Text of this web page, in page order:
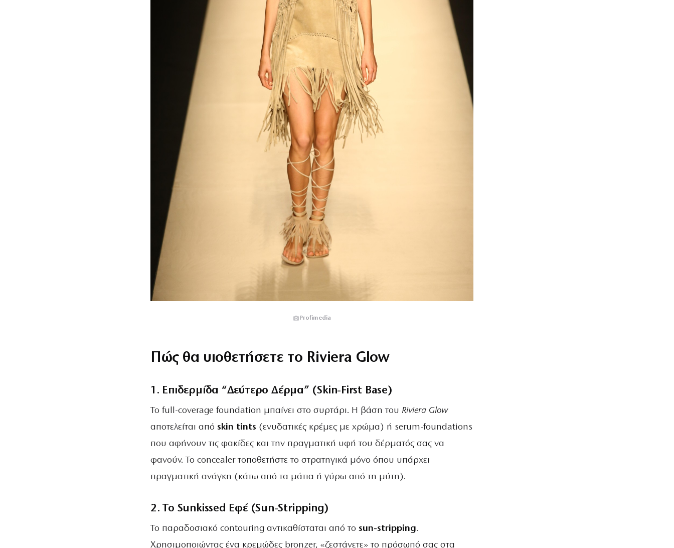
Profimedia
Πώς θα υιοθετήσετε το Riviera Glow
1. Επιδερμίδα “Δεύτερο Δέρμα” (Skin-First Base)
Το full-coverage foundation μπαίνει στο συρτάρι. Η βάση του Riviera Glow
αποτελείται από skin tints (ενυδατικές κρέμες με χρώμα) ή serum-foundations
που αφήνουν τις φακίδες και την πραγματική υφή του δέρματός σας να
φανούν. Το concealer τοποθετήστε το στρατηγικά μόνο όπου υπάρχει
πραγματική ανάγκη (κάτω από τα μάτια ή γύρω από τη μύτη).
2. Το Sunkissed Εφέ (Sun-Stripping)
Το παραδοσιακό contouring αντικαθίσταται από το sun-stripping.
Χρησιμοποιώντας ένα κρεμώδες bronzer, «ζεστάνετε» το πρόσωπό σας στα